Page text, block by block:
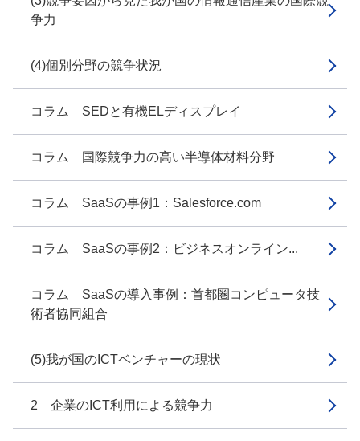
争力
(4)個別分野の競争状況
コラム SEDと有機ELディスプレイ
コラム 国際競争力の高い半導体材料分野
コラム SaaSの事例1：Salesforce.com
コラム SaaSの事例2：ビジネスオンライン...
コラム SaaSの導入事例：首都圏コンピュータ技
術者協同組合
(5)我が国のICTベンチャーの現状
2 企業のICT利用による競争力